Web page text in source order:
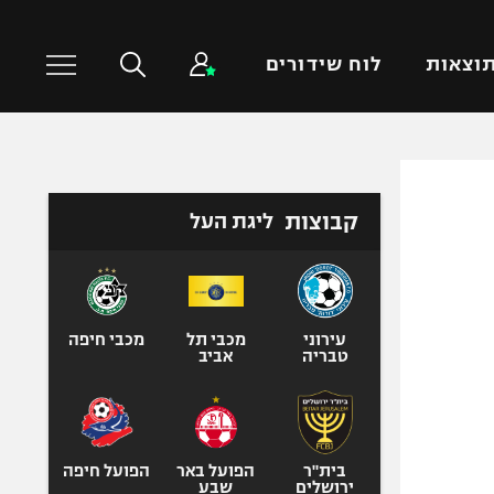
תוצאות לוח שידורים
טניס
כדורעף
ספורט אולימפי
קבוצות ליגת העל
עירוני
טבריה
מכבי תל
אביב
מכבי חיפה
בית"ר
ירושלים
הפועל באר
שבע
הפועל חיפה